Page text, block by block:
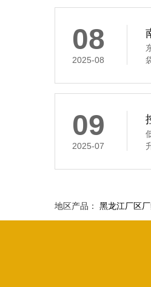
08
2025-08
09
2025-07
地区产品： 黑龙江厂区